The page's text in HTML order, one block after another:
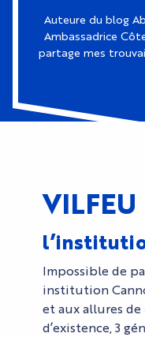
Auteure du blog
Ambassadrice
partage mes
VILFEU
Impossible de
institution
et aux allures de
d’existence, 3